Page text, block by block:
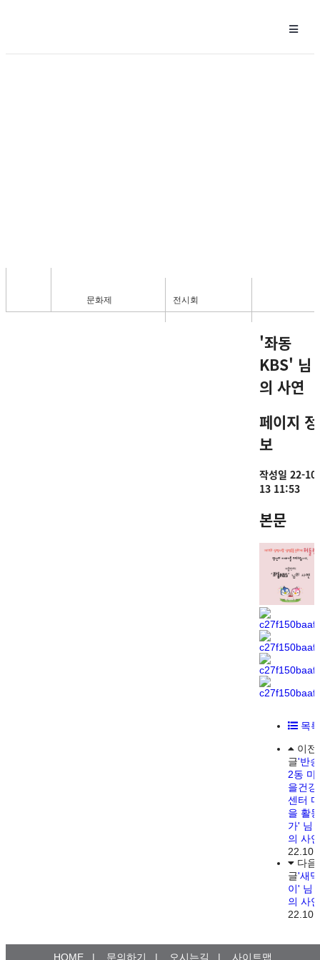
문화제 전시회
'좌동
KBS' 님
의 사연
페이지 정
보
작성일 22-10-
13 11:53
본문
목록
이전
글'반송
2동 마
을건강
센터 마
을 활동
가' 님
의 사연
다음
글'새댁
이' 님
의 사연
HOME | 문의하기 | 오시는길 | 사이트맵